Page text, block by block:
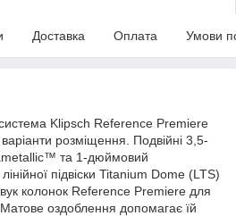
Доставка Оплата Умови
Klipsch Reference Premiere
розміщення. Подвійні 3,5-
та 1-дюймовий
підвіски Titanium Dome (LTS)
колонок Reference Premiere для
Матове оздоблення допомагає їй